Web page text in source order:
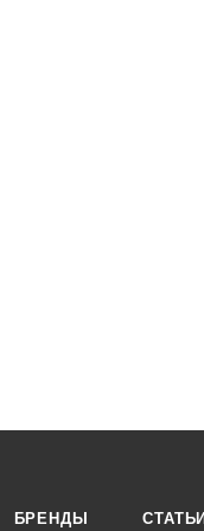
БРЕНДЫ СТАТЬИ